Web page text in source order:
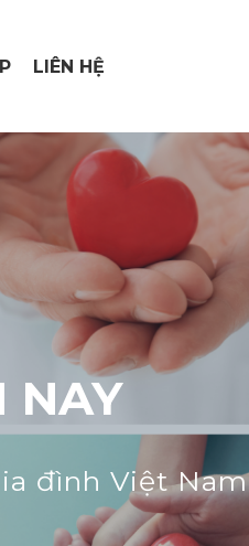
LIÊN HỆ
NAY
đình Việt Nam